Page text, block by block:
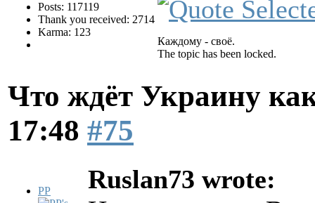
Posts: 117119
Thank you received: 2714
Karma: 123
Каждому - своё.
The topic has been locked.
Что ждёт Украину
17:48 #75
PP
Ruslan73 wrote: